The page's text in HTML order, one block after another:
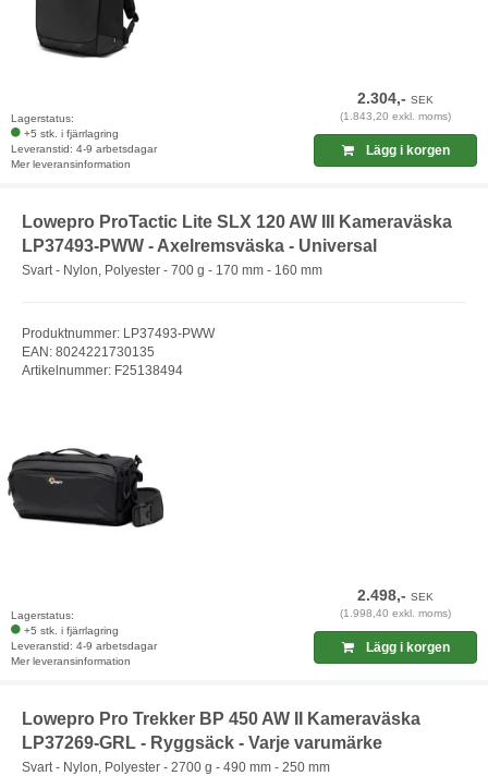
Lagerstatus:
+5 stk. i fjärrlagring
Leveranstid: 4-9 arbetsdagar
Mer leveransinformation
2.304,-SEK
(1.843,20 exkl. moms)
Lägg i korgen
Lowepro ProTactic Lite SLX 120 AW III Kameraväska
LP37493-PWW - Axelremsväska - Universal
Svart - Nylon, Polyester - 700 g - 170 mm - 160 mm
Produktnummer: LP37493-PWW
EAN: 8024221730135
Artikelnummer: F25138494
Lagerstatus:
+5 stk. i fjärrlagring
Leveranstid: 4-9 arbetsdagar
Mer leveransinformation
2.498,-SEK
(1.998,40 exkl. moms)
Lägg i korgen
Lowepro Pro Trekker BP 450 AW II Kameraväska
LP37269-GRL - Ryggsäck - Varje varumärke
Svart - Nylon, Polyester - 2700 g - 490 mm - 250 mm